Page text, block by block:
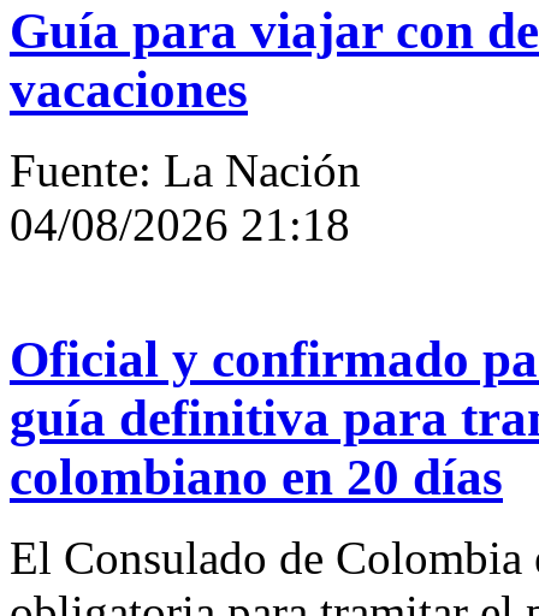
Guía para viajar con
vacaciones
Fuente: La Nación
04/08/2026 21:18
Oficial y confirmado
guía definitiva para
colombiano en 20 días
El Consulado de